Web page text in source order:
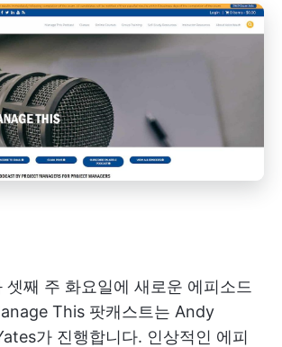
셋째 주 화요일에 새로운 에피소드
This 팟캐스트는 Andy
가 진행합니다. 인상적인 에피